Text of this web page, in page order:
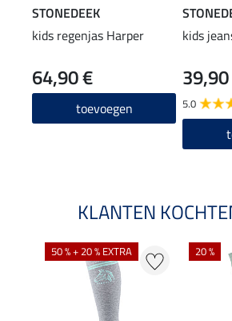
STONEDEEK
kids regenjas Harper
64,90 €
toevoegen
kids
5.0
KLANTEN
50 % + 20 % EXTRA 20 %